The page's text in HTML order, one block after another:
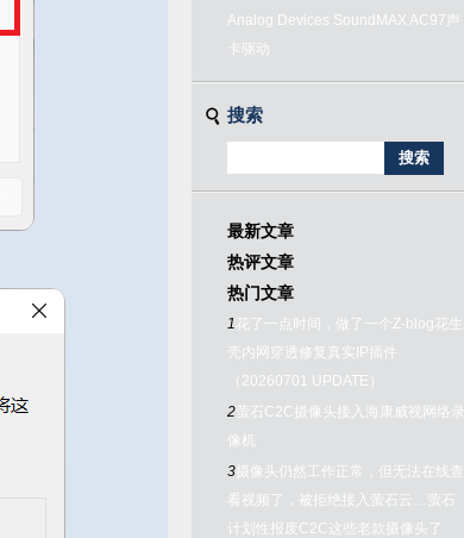
Analog Devices SoundMAX AC97声
卡驱动
搜索
最新文章
热评文章
热门文章
1 花了一点时间，做了一个Z-blog花生
壳内网穿透修复真实IP插件
（20260701 UPDATE）
2 萤石C2C摄像头接入海康威视网络录
像机
3 摄像头仍然工作正常，但无法在线查
看视频了，被拒绝接入萤石云…萤石
计划性报废C2C这些老款摄像头了